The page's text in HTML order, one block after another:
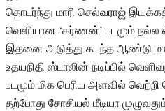
தொடர்ந்து மாரி செல்வராஜ்
வெளியான ‘கர்ணன்’ படமும் நல்ல
இதனை அடுத்து கடந்த ஆண்டு
உதயநிதி ஸ்டாலின் நடிப்பில்
படமும் மிக பெரிய அளவில்
தற்போது சோசியல் மீடியா